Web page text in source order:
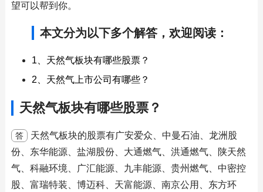
望可以帮到你。
本文分为以下多个解答，欢迎阅读：
1、天然气板块有哪些股票？
2、天然气上市公司有哪些？
天然气板块有哪些股票？
答
天然气板块的股票有广安爱众、中曼石油、龙洲股
份、东华能源、盐湖股份、大通燃气、洪通燃气、陕天然
气、科融环境、广汇能源、九丰能源、贵州燃气、中密控
股、富瑞特装、博迈科、天富能源、南京公用、东方环